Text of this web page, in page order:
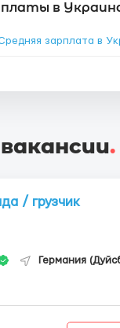
в
зарплата в
.
/ грузчик
Германия